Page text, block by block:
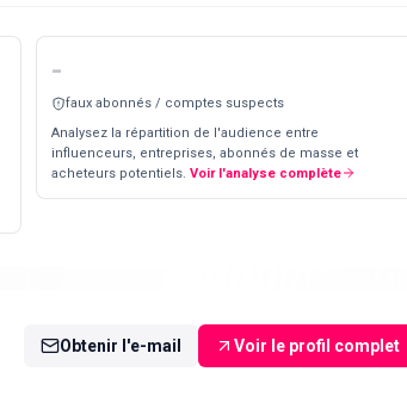
-
faux abonnés / comptes suspects
Analysez la répartition de l'audience entre
influenceurs, entreprises, abonnés de masse et
acheteurs potentiels. Voir l'analyse complète
Obtenir l'e-mail Voir le profil complet